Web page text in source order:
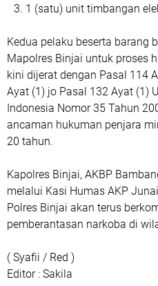
1 (satu) unit timbangan
Kedua pelaku beserta barang
Mapolres Binjai untuk proses
kini dijerat dengan Pasal 114
Ayat (1) jo Pasal 132 Ayat (1)
Indonesia Nomor 35 Tahun
ancaman hukuman penjara
20 tahun.
Kapolres Binjai, AKBP
melalui Kasi Humas AKP
Polres Binjai akan terus
pemberantasan narkoba di
( Syafii / Red )
Editor : Sakila